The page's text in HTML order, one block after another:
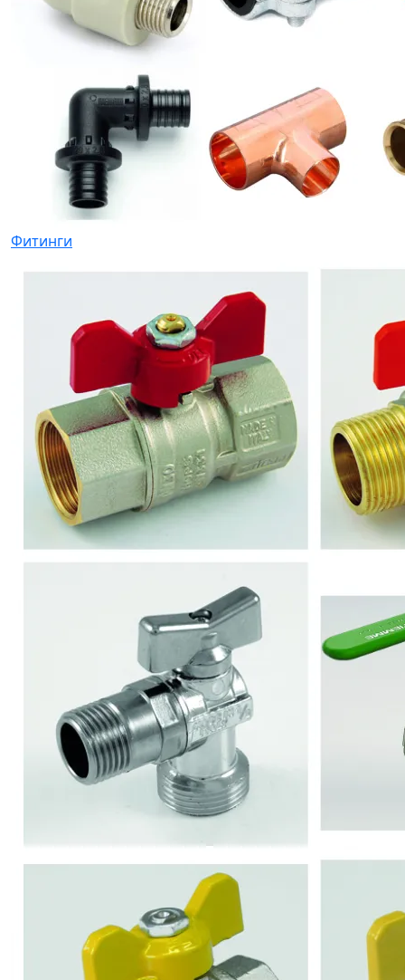
Фитинги